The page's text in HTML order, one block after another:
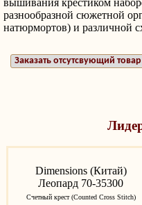
вышивания крестиком
разнообразной сюжетной
натюрмортов) и различной
Заказать отсутсвующий товар
Dimensions (Китай)
Леопард 70-35300
Счетный крест (Counted Cross Stitch)